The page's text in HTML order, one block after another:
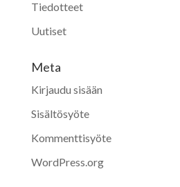
Tiedotteet
Uutiset
Meta
Kirjaudu sisään
Sisältösyöte
Kommenttisyöte
WordPress.org